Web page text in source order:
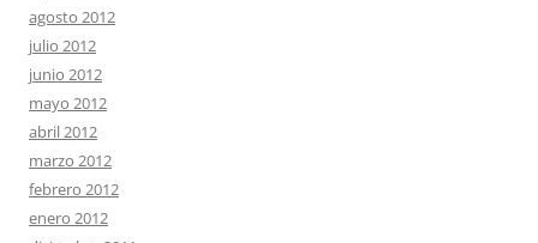
agosto 2012
julio 2012
junio 2012
mayo 2012
abril 2012
marzo 2012
febrero 2012
enero 2012